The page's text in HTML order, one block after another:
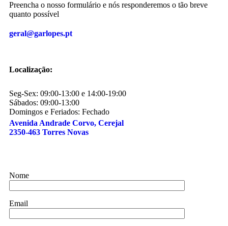
Preencha o nosso formulário e nós responderemos o tão breve
quanto possível
geral@garlopes.pt
Localização:
Seg-Sex: 09:00-13:00 e 14:00-19:00
Sábados: 09:00-13:00
Domingos e Feriados: Fechado
Avenida Andrade Corvo, Cerejal
2350-463 Torres Novas
Nome
Email